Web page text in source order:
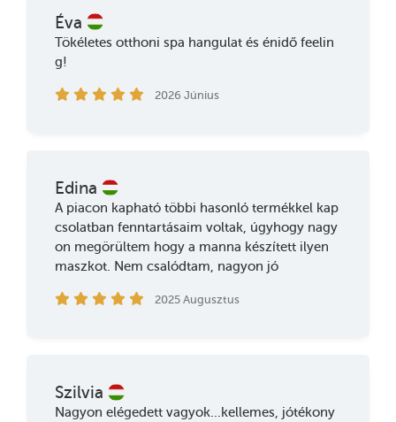
Éva
Tökéletes otthoni spa hangulat és énidő feelin
g!
2026 Június
Edina
A piacon kapható többi hasonló termékkel kap
csolatban fenntartásaim voltak, úgyhogy nagy
on megörültem hogy a manna készített ilyen
maszkot. Nem csalódtam, nagyon jó
2025 Augusztus
Szilvia
Nagyon elégedett vagyok...kellemes, jótékony